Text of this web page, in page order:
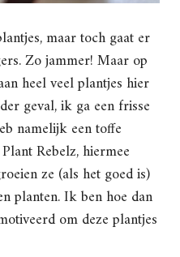
maar toch gaat er
Zo jammer! Maar op
heel veel plantjes hier
geval, ik ga een frisse
namelijk een toffe
Rebelz, hiermee
ze (als het goed is)
planten. Ik ben hoe dan
om deze plantjes